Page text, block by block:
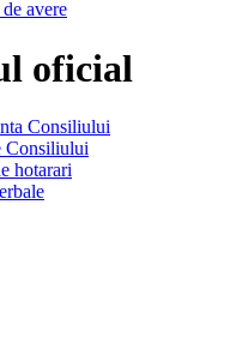
avere
oficial
Consiliului
hotarari